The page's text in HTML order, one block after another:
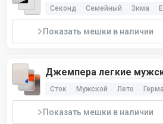
Секонд Семейный Зима
Показать мешки в наличии
Джемпера легкие
124, 1 лот
Сток Мужской Лето
Показать мешки в наличии